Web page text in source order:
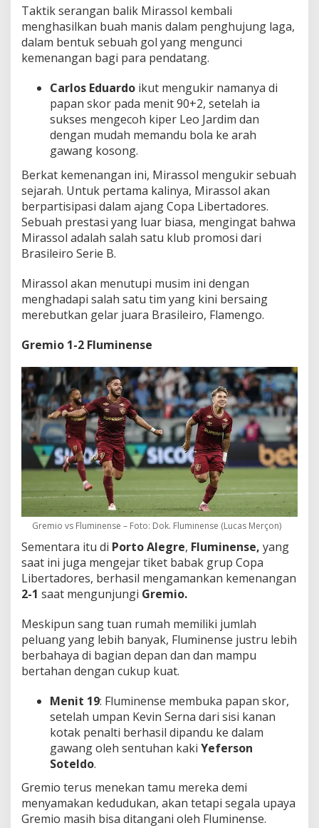
Taktik serangan balik Mirassol kembali
menghasilkan buah manis dalam penghujung laga,
dalam bentuk sebuah gol yang mengunci
kemenangan bagi para pendatang.
Carlos Eduardo ikut mengukir namanya di
papan skor pada menit 90+2, setelah ia
sukses mengecoh kiper Leo Jardim dan
dengan mudah memandu bola ke arah
gawang kosong.
Berkat kemenangan ini, Mirassol mengukir sebuah
sejarah. Untuk pertama kalinya, Mirassol akan
berpartisipasi dalam ajang Copa Libertadores.
Sebuah prestasi yang luar biasa, mengingat bahwa
Mirassol adalah salah satu klub promosi dari
Brasileiro Serie B.
Mirassol akan menutupi musim ini dengan
menghadapi salah satu tim yang kini bersaing
merebutkan gelar juara Brasileiro, Flamengo.
Gremio 1-2 Fluminense
Gremio vs Fluminense – Foto: Dok. Fluminense (Lucas Merçon)
Sementara itu di Porto Alegre, Fluminense, yang
saat ini juga mengejar tiket babak grup Copa
Libertadores, berhasil mengamankan kemenangan
2-1 saat mengunjungi Gremio.
Meskipun sang tuan rumah memiliki jumlah
peluang yang lebih banyak, Fluminense justru lebih
berbahaya di bagian depan dan dan mampu
bertahan dengan cukup kuat.
Menit 19: Fluminense membuka papan skor,
setelah umpan Kevin Serna dari sisi kanan
kotak penalti berhasil dipandu ke dalam
gawang oleh sentuhan kaki Yeferson
Soteldo.
Gremio terus menekan tamu mereka demi
menyamakan kedudukan, akan tetapi segala upaya
Gremio masih bisa ditangani oleh Fluminense.